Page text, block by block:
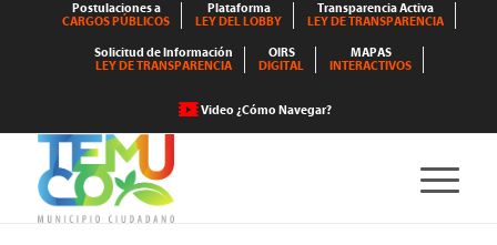
Postulaciones a
CARGOS PÚBLICOS
Plataforma
LEY DEL LOBBY
Transparencia Activa
LEY DE TRANSPARENCIA
Solicitud de Información
LEY DE TRANSPARENCIA
OIRS
DIGITAL
MAPAS
INTERACTIVOS
Video ¿Cómo Navegar?